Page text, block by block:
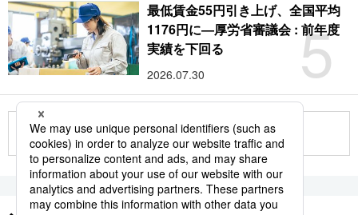
5
最低賃金55円引き上げ、全国平均
1176円に―厚労省審議会 : 前年度
実績を下回る
2026.07.30
もっと見る